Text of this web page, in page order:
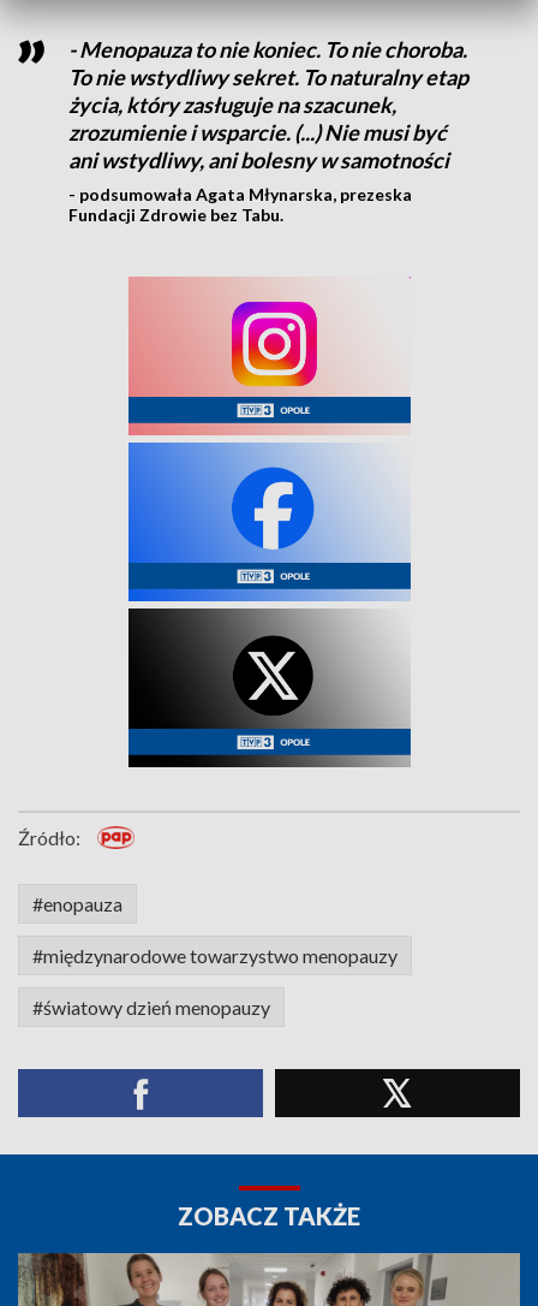
- Menopauza to nie koniec. To nie choroba.
To nie wstydliwy sekret. To naturalny etap
życia, który zasługuje na szacunek,
zrozumienie i wsparcie. (...) Nie musi być
ani wstydliwy, ani bolesny w samotności
- podsumowała Agata Młynarska, prezeska
Fundacji Zdrowie bez Tabu.
Źródło:
#enopauza
#międzynarodowe towarzystwo menopauzy
#światowy dzień menopauzy
ZOBACZ TAKŻE